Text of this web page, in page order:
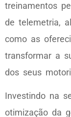
treinamentos
de telemetria,
como as
transformar a
dos seus
Investindo na
otimização da